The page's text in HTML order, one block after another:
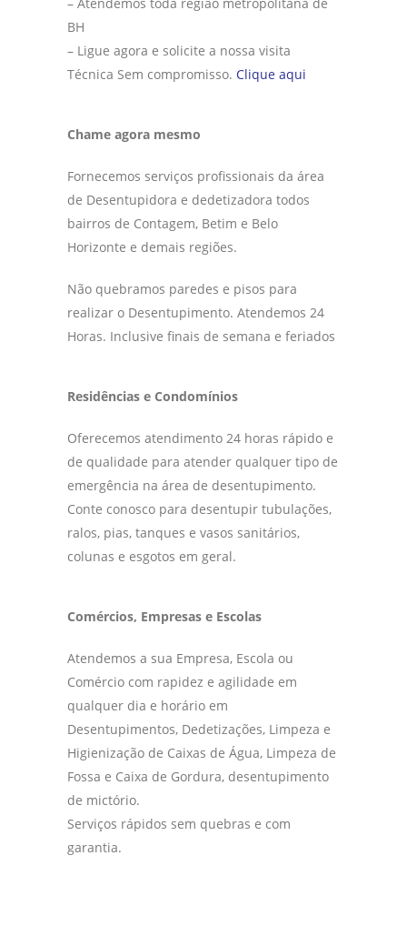
BH
– Ligue agora e solicite a nossa visita
Técnica Sem compromisso. Clique aqui
Chame agora mesmo
Fornecemos serviços profissionais da área
de Desentupidora e dedetizadora todos
bairros de Contagem, Betim e Belo
Horizonte e demais regiões.
Não quebramos paredes e pisos para
realizar o Desentupimento. Atendemos 24
Horas. Inclusive finais de semana e feriados
Residências e Condomínios
Oferecemos atendimento 24 horas rápido e
de qualidade para atender qualquer tipo de
emergência na área de desentupimento.
Conte conosco para desentupir tubulações,
ralos, pias, tanques e vasos sanitários,
colunas e esgotos em geral.
Comércios, Empresas e Escolas
Atendemos a sua Empresa, Escola ou
Comércio com rapidez e agilidade em
qualquer dia e horário em
Desentupimentos, Dedetizações, Limpeza e
Higienização de Caixas de Água, Limpeza de
Fossa e Caixa de Gordura, desentupimento
de mictório.
Serviços rápidos sem quebras e com
garantia.